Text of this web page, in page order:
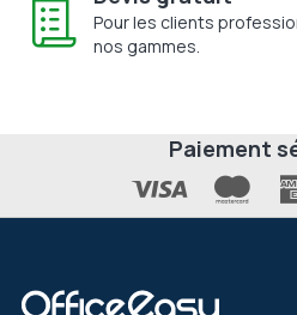
Pour les clients
nos gammes.
Paiement